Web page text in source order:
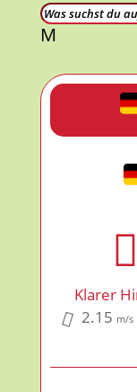
M
Klarer
2.15 m/s